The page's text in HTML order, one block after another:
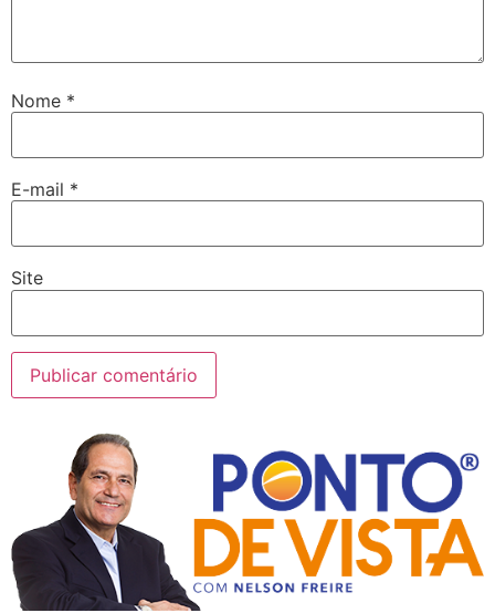
Nome *
E-mail *
Site